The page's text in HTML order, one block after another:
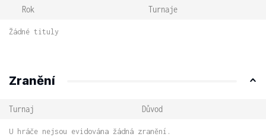
Rok Turnaje
Žádné tituly
Zranění
Turnaj Důvod
U hráče nejsou evidována žádná zranění.